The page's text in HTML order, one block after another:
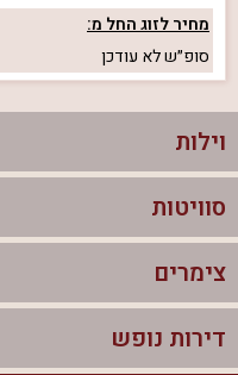
מחיר לזוג החל מ:
סופ״שלא עודכן
וילות
וילות בצפון
וילות להשכרה
סוויטות
סוויטות בצפון
צימרים לזוגות עם בריכה פרטית
צימרים
צימרים בצפון
דירות נופש